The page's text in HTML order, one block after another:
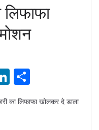
लिफाफा
Li
n
k ar
का लिफाफा खोलकर दे डाला